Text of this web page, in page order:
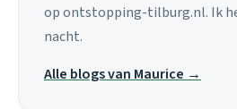
op ontstopping-tilburg.nl. Ik
nacht.
Alle blogs van Maurice →